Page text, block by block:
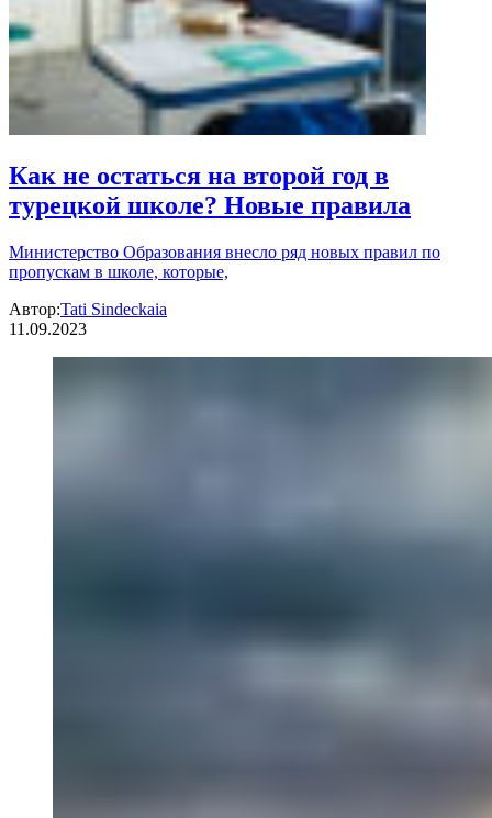
Как не остаться на второй год в
турецкой школе? Новые правила
Министерство Образования внесло ряд новых правил по
пропускам в школе, которые,
Автор:Tati Sindeckaia
11.09.2023